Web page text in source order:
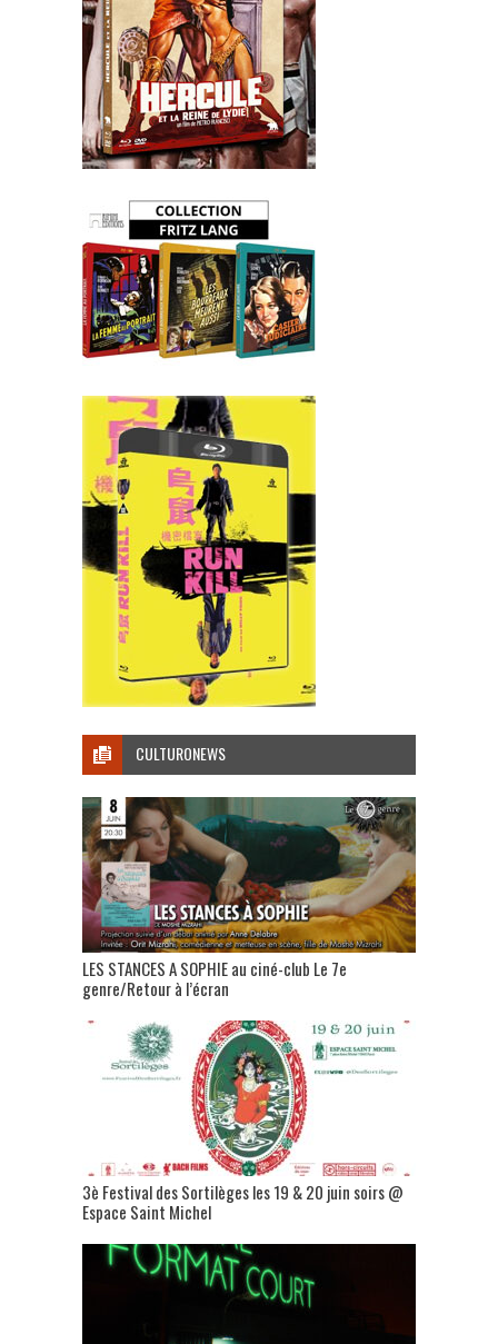
CULTURONEWS
LES STANCES A SOPHIE au ciné-club Le 7e
genre/Retour à l’écran
3è Festival des Sortilèges les 19 & 20 juin soirs @
Espace Saint Michel